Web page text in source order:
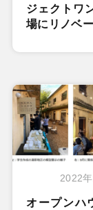
ジェクトワ
場にリノベ
2022
オープン